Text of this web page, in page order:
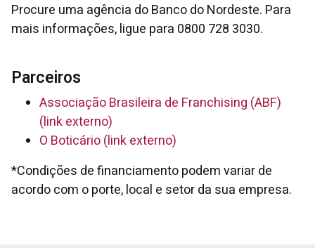
Procure uma agência do Banco do Nordeste. Para
mais informações, ligue para 0800 728 3030.
Parceiros
Associação Brasileira de Franchising (ABF)
(link externo)
O Boticário (link externo)
*Condições de financiamento podem variar de
acordo com o porte, local e setor da sua empresa.